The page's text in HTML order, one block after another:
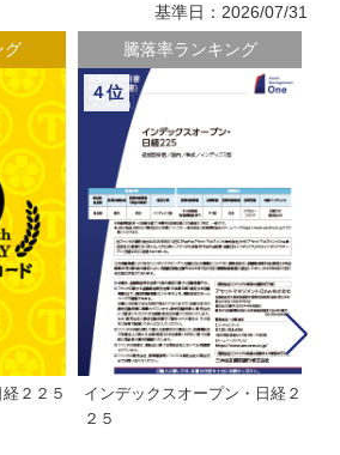
基準日：2026/07/31
グ
２２５
騰落率ランキング
４位
インデックスオープン・日経２
２５